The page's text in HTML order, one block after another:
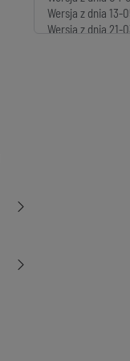
Wersja z dnia 13-
Wersja z dnia 21-